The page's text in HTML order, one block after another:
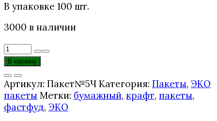
В упаковке 100 шт.
3000 в наличии
Количество
товара
пакет
чёрного
цвета
В корзину
Артикул: Пакет№5Ч Категория: Пакеты, ЭКО
пакеты Метки: бумажный, крафт, пакеты,
фастфуд, ЭКО